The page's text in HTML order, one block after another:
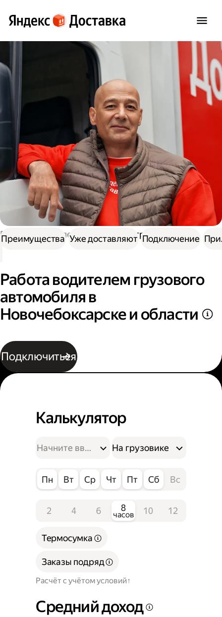
Работа водителем Работа на грузовике
Работа водителем грузового
автомобиля в
Новочебоксарске и области
Подключиться
Преимущества Уже доставляют Подключение
Калькулятор
На грузовике
Пн Вт Ср Чт Пт Сб Вс
2 4 6 8
часов 10 12
Расчёт с учётом условий
Термосумка
Заказы подряд
Средний доход